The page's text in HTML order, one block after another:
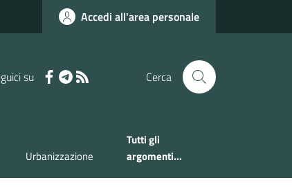
Accedi all'area personale
su Cerca
Urbanizzazione
Tutti gli
argomenti...